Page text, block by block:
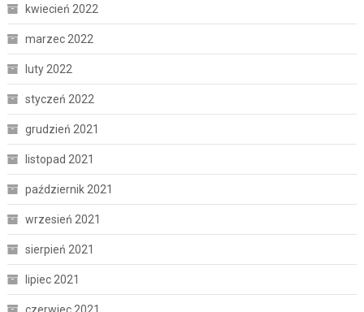
kwiecień 2022
marzec 2022
luty 2022
styczeń 2022
grudzień 2021
listopad 2021
październik 2021
wrzesień 2021
sierpień 2021
lipiec 2021
czerwiec 2021